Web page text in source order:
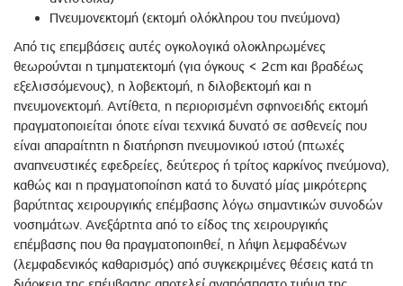
Πνευμονεκτομή (εκτομή ολόκληρου του πνεύμονα)
Από τις επεμβάσεις αυτές ογκολογικά ολοκληρωμένες
θεωρούνται η τμηματεκτομή (για όγκους < 2cm και βραδέως
εξελισσόμενους), η λοβεκτομή, η διλοβεκτομή και η
πνευμονεκτομή. Αντίθετα, η περιορισμένη σφηνοειδής εκτομή
πραγματοποιείται όποτε είναι τεχνικά δυνατό σε ασθενείς που
είναι απαραίτητη η διατήρηση πνευμονικού ιστού (πτωχές
αναπνευστικές εφεδρείες, δεύτερος ή τρίτος καρκίνος πνεύμονα),
καθώς και η πραγματοποίηση κατά το δυνατό μίας μικρότερης
βαρύτητας χειρουργικής επέμβασης λόγω σημαντικών συνοδών
νοσημάτων. Ανεξάρτητα από το είδος της χειρουργικής
επέμβασης που θα πραγματοποιηθεί, η λήψη λεμφαδένων
(λεμφαδενικός καθαρισμός) από συγκεκριμένες θέσεις κατά τη